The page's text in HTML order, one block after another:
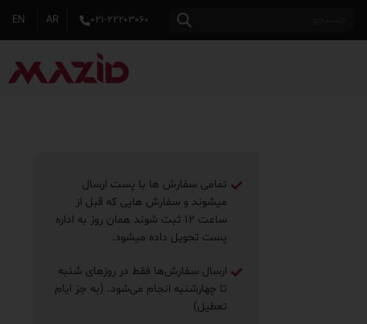
۰۲۱-۲۲۲۰۳۰۶۰ AR
EN
تمامی سفارش ها با پست ارسال
میشوند و سفارش هایی که قبل از
ساعت ۱۲ ثبت شوند همان روز به اداره
پست تحویل داده میشود.
ارسال سفارش‌ها فقط در روزهای شنبه
تا چهارشنبه انجام می‌شود. (به جز ایام
تعطیل)